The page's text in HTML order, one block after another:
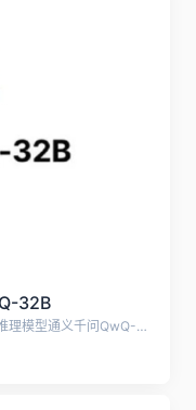
32B
3月6日凌晨，阿里巴巴发布并开源全新的推理模型通义千问QwQ-32B： 模型性能 媲美大参数模型：拥有320亿参数，性能可与具备6710亿参数（其中370亿被激活）的DeepSeek - R1媲美，很大程度上证明了参数规模不再是模型性能的决定性因素。 超越同类模型：在一系列权威基准测试中表现出色，几乎完全超越了OpenAI去年9月发布的尺寸相近的o1 - mini模型。在测试数学能力的AIME24评测集、评估代码能力的LiveCodeBench中，表现与DeepSeek - R1相当，远胜于o1 - mini及相同尺寸的R1蒸馏模型；在LiveBench、谷歌提出的IFEval评测集、加州大学伯克利分校等提出的BFCL测试中，得分均超越了DeepSeek - R1。 技术特点 本地部署优势：突破性地让高性能推理模型在消费级显卡上实现本地部署，英伟达4090的增强版就能部署，大幅降低了模型应用成本，成本是R1的1/10以内，更利于推理模型的应用和普及。 集成Agent能力：集成了与智能体（Agent）相关的能力，使其能够在使用工具的同时进行批判性思考，并根据环境反馈调整推理过程。 大规模强化学习：在冷启动的基础上，针对数学和编程任务、通用能力分别进行了两轮大规模强化学习，在32B的模型尺寸上获得了令人惊喜的推理能力提升，印证了大规模强化学习可显著提高模型性能。与依赖传统的奖励模型不同，通过校验生成答案的正确性来为数学问题提供反馈，并通过代码执行服务器评估生成的代码是否成功通过测试用例来提供代码的反馈。 开源情况：采用Apache 2.0开源协议，已在魔搭社区、HuggingFace及GitHub等平台开源，所有人都可免费下载及商用QwQ - 32B模型，可通过网页版Qwen Chat进行体验，也将免费上架通义APP。